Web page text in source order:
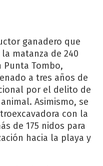
ganadero que
matanza de 240
Punta Tombo,
a tres años de
por el delito de
Asimismo, se
con la
de 175 nidos para
hacia la playa y